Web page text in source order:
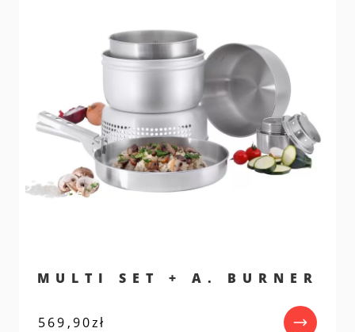
MULTI SET + A. BURNER
569,90zł